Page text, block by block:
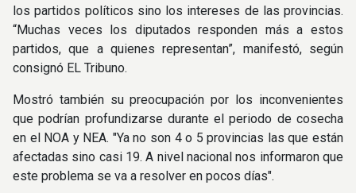
los partidos políticos sino los intereses de las provincias.
“Muchas veces los diputados responden más a estos
partidos, que a quienes representan”, manifestó, según
consignó EL Tribuno.
Mostró también su preocupación por los inconvenientes
que podrían profundizarse durante el periodo de cosecha
en el NOA y NEA. "Ya no son 4 o 5 provincias las que están
afectadas sino casi 19. A nivel nacional nos informaron que
este problema se va a resolver en pocos días".